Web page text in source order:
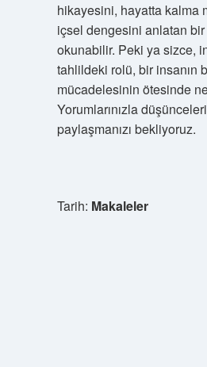
hikayesini, hayatta kalma
içsel dengesini anlatan
okunabilir. Peki ya sizce,
tahlildeki rolü, bir insanın
mücadelesinin ötesinde
Yorumlarınızla
paylaşmanızı bekliyoruz.
Tarih: Makaleler